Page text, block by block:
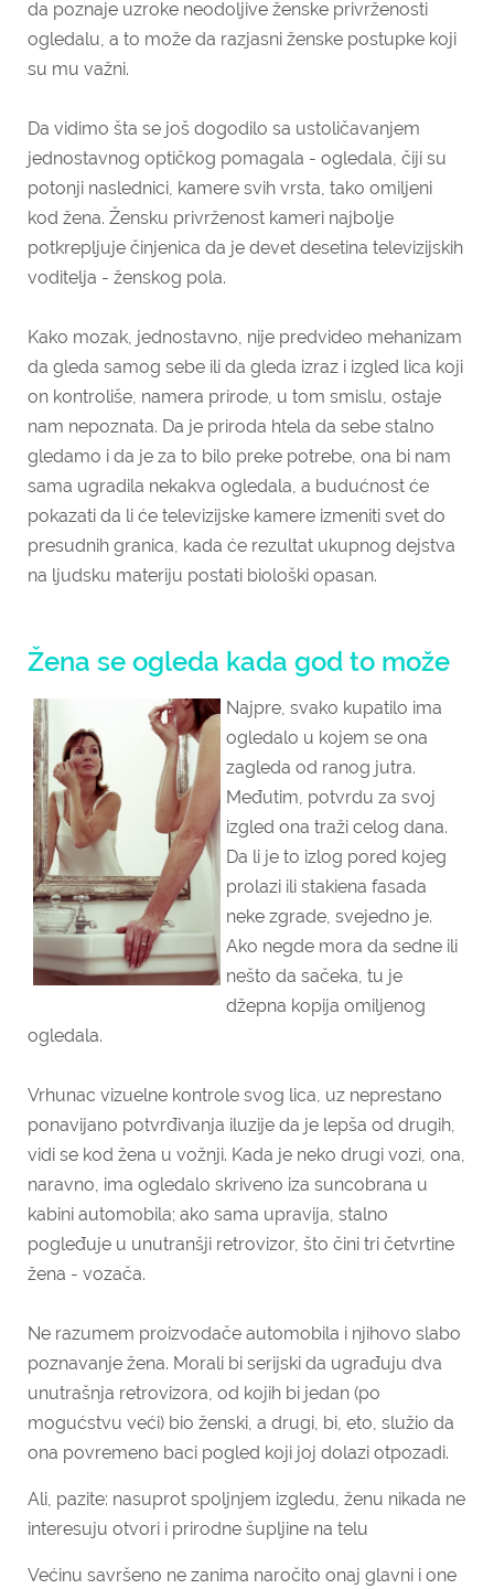
da poznaje uzroke neodoljive ženske privrženosti
ogledalu, a to može da razjasni ženske postupke koji
su mu važni.
Da vidimo šta se još dogodilo sa ustoličavanjem
jednostavnog optičkog pomagala - ogledala, čiji su
potonji naslednici, kamere svih vrsta, tako omiljeni
kod žena. Žensku privrženost kameri najbolje
potkrepljuje činjenica da je devet desetina televizijskih
voditelja - ženskog pola.
Kako mozak, jednostavno, nije predvideo mehanizam
da gleda samog sebe ili da gleda izraz i izgled lica koji
on kontroliše, namera prirode, u tom smislu, ostaje
nam nepoznata. Da je priroda htela da sebe stalno
gledamo i da je za to bilo preke potrebe, ona bi nam
sama ugradila nekakva ogledala, a budućnost će
pokazati da li će televizijske kamere izmeniti svet do
presudnih granica, kada će rezultat ukupnog dejstva
na ljudsku materiju postati biološki opasan.
Žena se ogleda kada god to može
Najpre, svako kupatilo ima
ogledalo u kojem se ona
zagleda od ranog jutra.
Međutim, potvrdu za svoj
izgled ona traži celog dana.
Da li je to izlog pored kojeg
prolazi ili stakiena fasada
neke zgrade, svejedno je.
Ako negde mora da sedne ili
nešto da sačeka, tu je
džepna kopija omiljenog
ogledala.
Vrhunac vizuelne kontrole svog lica, uz neprestano
ponavijano potvrđivanja iluzije da je lepša od drugih,
vidi se kod žena u vožnji. Kada je neko drugi vozi, ona,
naravno, ima ogledalo skriveno iza suncobrana u
kabini automobila; ako sama upravija, stalno
pogleđuje u unutranšji retrovizor, što čini tri četvrtine
žena - vozača.
Ne razumem proizvodače automobila i njihovo slabo
poznavanje žena. Morali bi serijski da ugrađuju dva
unutrašnja retrovizora, od kojih bi jedan (po
mogućstvu veći) bio ženski, a drugi, bi, eto, služio da
ona povremeno baci pogled koji joj dolazi otpozadi.
Ali, pazite: nasuprot spoljnjem izgledu, ženu nikada ne
interesuju otvori i prirodne šupljine na telu
Većinu savršeno ne zanima naročito onaj glavni i one